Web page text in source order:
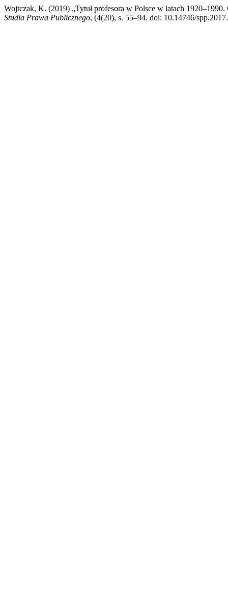
Wojtczak, K. (2019) „Tytuł profesora w Polsce w latach
Studia Prawa Publicznego, (4(20), s. 55–94. doi: 10.14746/